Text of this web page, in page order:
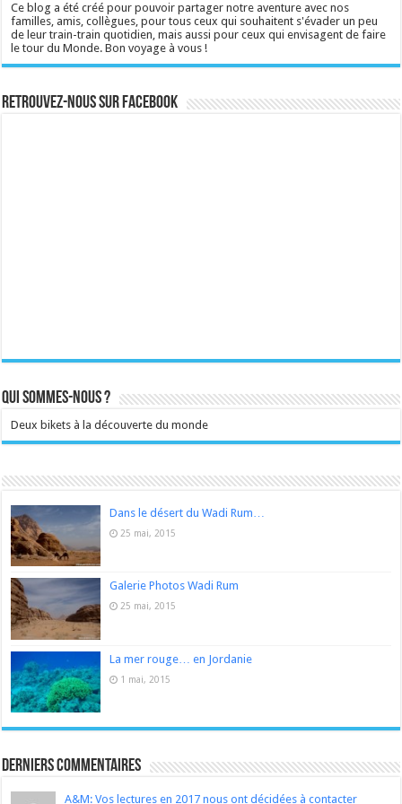
Ce blog a été créé pour pouvoir partager notre aventure avec nos
familles, amis, collègues, pour tous ceux qui souhaitent s'évader un peu
de leur train-train quotidien, mais aussi pour ceux qui envisagent de faire
le tour du Monde. Bon voyage à vous !
Retrouvez-nous sur Facebook
Qui sommes-nous ?
Deux bikets à la découverte du monde
Dans le désert du Wadi Rum…
25 mai, 2015
Galerie Photos Wadi Rum
25 mai, 2015
La mer rouge… en Jordanie
1 mai, 2015
Derniers Commentaires
A&M: Vos lectures en 2017 nous ont décidées à contacter